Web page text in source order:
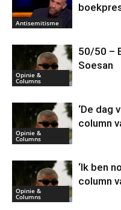
Antisemitisme
Opinie &
Columns
50/50 –
Soesan
Opinie &
Columns
‘De dag
column
Opinie &
Columns
‘Ik ben
column